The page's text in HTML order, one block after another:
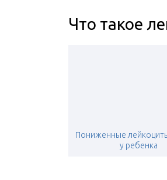
Что такое
Пониженные
у ребенка